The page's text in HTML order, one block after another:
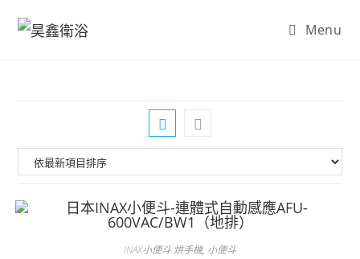
Menu
INAX小便斗.烘手機, 小便斗